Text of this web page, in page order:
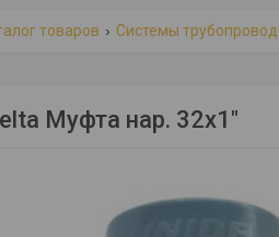
товаров Системы
Муфта нар. 32х1"